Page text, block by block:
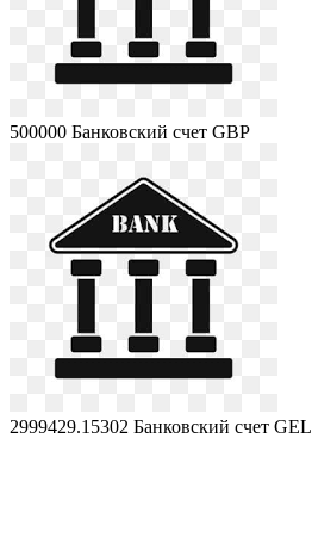
500000 Банковский счет GBP
2999429.15302 Банковский счет GEL